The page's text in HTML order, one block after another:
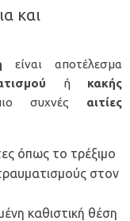
και
είναι αποτέλεσμα
ή κακής
συχνές αιτίες
όπως το τρέξιμο
στον
καθιστική θέση